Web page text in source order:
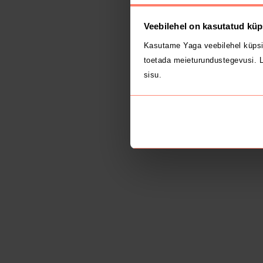
Veebilehel on kasutatud
Kasutame Yaga veebilehel
toetada meieturundustegevusi.
sisu.